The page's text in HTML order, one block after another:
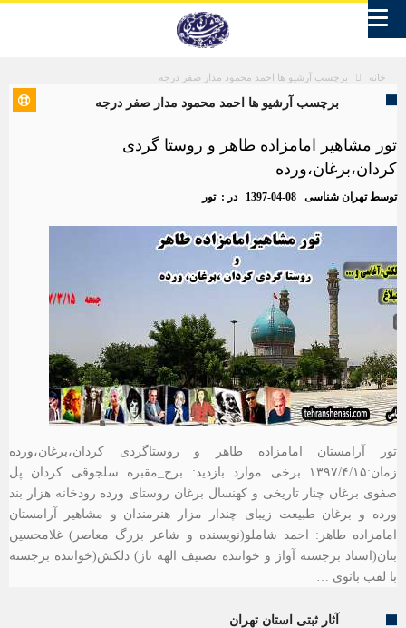
خانه برچسب آرشیو ها احمد محمود مدار صفر درجه
برچسب آرشیو ها احمد محمود مدار صفر درجه
تور مشاهیر امامزاده طاهر و روستا گردی
کردان،برغان،ورده
توسطتهران شناسی 1397-04-08 در :تور
تور آرامستان امامزاده طاهر و روستاگردی کردان،برغان،ورده
زمان:۱۳۹۷/۴/۱۵ برخی موارد بازدید: برج_مقبره سلجوقی کردان پل
صفوی برغان چنار تاریخی و کهنسال برغان روستای ورده رودخانه هزار بند
ورده و برغان طبیعت زیبای چندار مزار هنرمندان و مشاهیر آرامستان
امامزاده طاهر: احمد شاملو(نویسنده و شاعر بزرگ معاصر) غلامحسین
بنان(استاد برجسته آواز و خواننده تصنیف الهه ناز) دلکش(خواننده برجسته
با لقب بانوی …
آثار ثبتی استان تهران